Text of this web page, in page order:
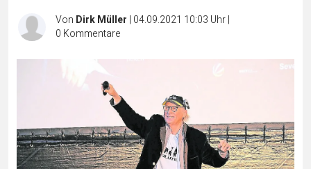
Von Dirk Müller | 04.09.2021 10:03 Uhr|
0 Kommentare